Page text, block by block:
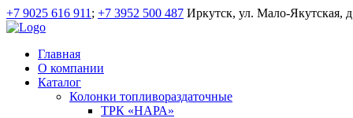
+7 9025 616 911 ; +7 3952 500 487 Иркутск, ул. Мало-Якутская,
Главная
О компании
Каталог
Колонки топливораздаточные
ТРК «НАРА»